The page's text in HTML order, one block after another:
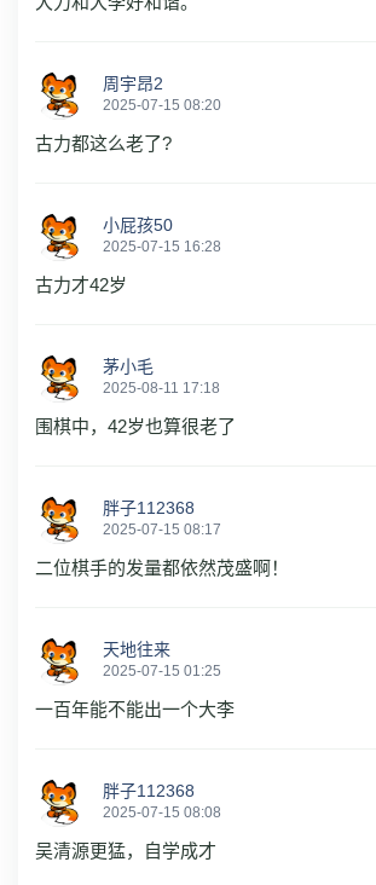
周宇昂2
2025-07-15 08:20
古力都这么老了?
小屁孩50
2025-07-15 16:28
古力才42岁
茅小毛
2025-08-11 17:18
围棋中，42岁也算很老了
胖子112368
2025-07-15 08:17
二位棋手的发量都依然茂盛啊！
天地往来
2025-07-15 01:25
一百年能不能出一个大李
胖子112368
2025-07-15 08:08
吴清源更猛，自学成才